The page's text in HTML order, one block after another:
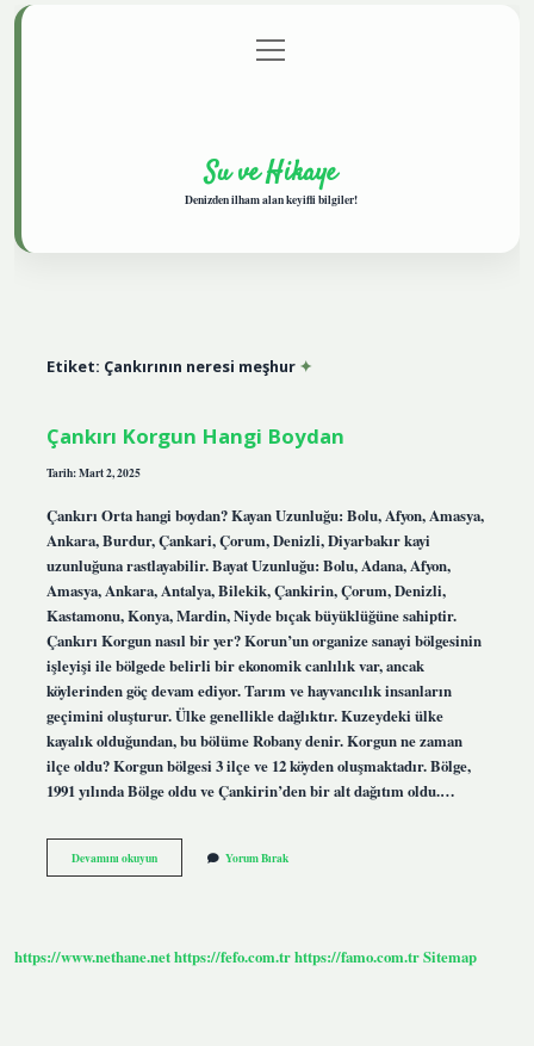
Gizlilik Politikası
menüyü
aç
Su ve Hikaye
Denizden ilham alan keyifli bilgiler!
Etiket: Çankırının neresi meşhur
Çankırı Korgun Hangi Boydan
Tarih: Mart 2, 2025
Çankırı Orta hangi boydan? Kayan Uzunluğu: Bolu, Afyon, Amasya,
Ankara, Burdur, Çankari, Çorum, Denizli, Diyarbakır kayi
uzunluğuna rastlayabilir. Bayat Uzunluğu: Bolu, Adana, Afyon,
Amasya, Ankara, Antalya, Bilekik, Çankirin, Çorum, Denizli,
Kastamonu, Konya, Mardin, Niyde bıçak büyüklüğüne sahiptir.
Çankırı Korgun nasıl bir yer? Korun’un organize sanayi bölgesinin
işleyişi ile bölgede belirli bir ekonomik canlılık var, ancak
köylerinden göç devam ediyor. Tarım ve hayvancılık insanların
geçimini oluşturur. Ülke genellikle dağlıktır. Kuzeydeki ülke
kayalık olduğundan, bu bölüme Robany denir. Korgun ne zaman
ilçe oldu? Korgun bölgesi 3 ilçe ve 12 köyden oluşmaktadır. Bölge,
1991 yılında Bölge oldu ve Çankirin’den bir alt dağıtım oldu.…
Devamını okuyunÇankırı
Korgun
Yorum Bırak
https://www.nethane.nethttps://fefo.com.trhttps://famo.com.trSitemap